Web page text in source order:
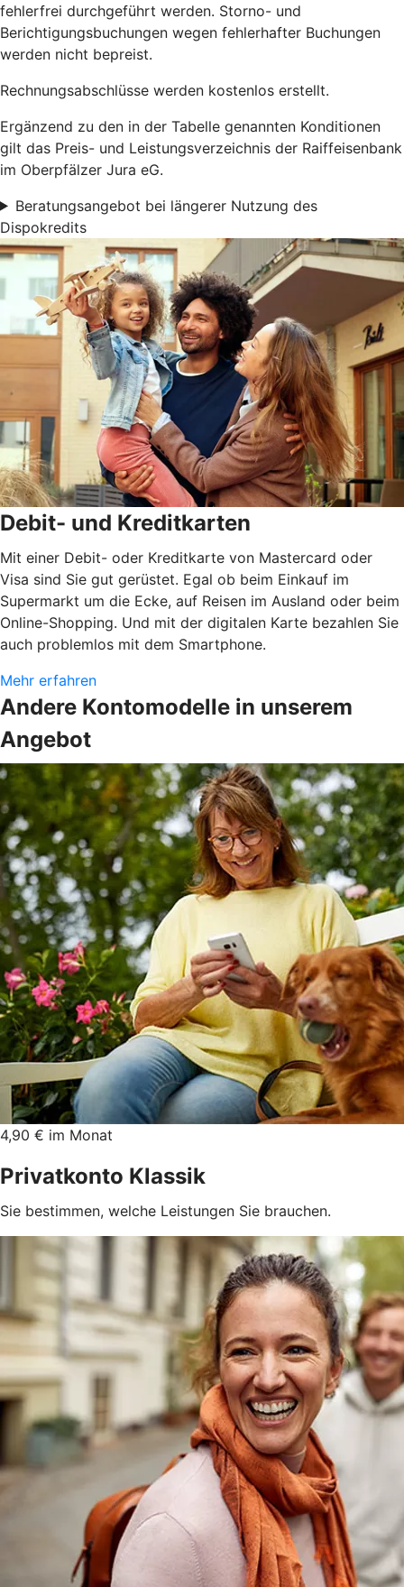
fehlerfrei durchgeführt werden. Storno- und
Berichtigungsbuchungen wegen fehlerhafter Buchungen
werden nicht bepreist.
Rechnungsabschlüsse werden kostenlos erstellt.
Ergänzend zu den in der Tabelle genannten Konditionen
gilt das Preis- und Leistungsverzeichnis der Raiffeisenbank
im Oberpfälzer Jura eG.
Beratungsangebot bei längerer Nutzung des
Dispokredits
Debit- und Kreditkarten
Mit einer Debit- oder Kreditkarte von Mastercard oder
Visa sind Sie gut gerüstet. Egal ob beim Einkauf im
Supermarkt um die Ecke, auf Reisen im Ausland oder beim
Online-Shopping. Und mit der digitalen Karte bezahlen Sie
auch problemlos mit dem Smartphone.
Mehr erfahren
Andere Kontomodelle in unserem
Angebot
4,90 € im Monat
Privatkonto Klassik
Sie bestimmen, welche Leistungen Sie brauchen.